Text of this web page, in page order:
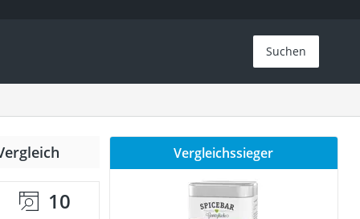
Suchen
10
Vergleichssieger